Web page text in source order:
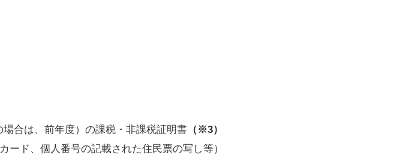
合は、前年度）の課税・非課税証明書 （※3）
ド、個人番号の記載された住民票の写し等）